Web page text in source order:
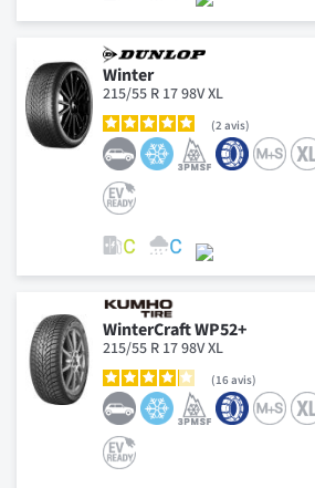
Winter
215/55 R 17 98V XL
2 avis
WinterCraft WP52+
215/55 R 17 98V XL
16avis